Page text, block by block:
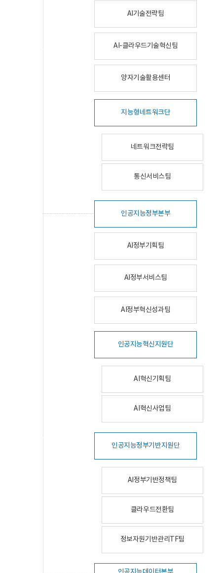
AI기술전략팀
AI-클라우드기술혁신팀
양자기술활용센터
지능형네트워크단
네트워크전략팀
통신서비스팀
인공지능정부본부
AI정부기획팀
AI정부서비스팀
AI정부혁신성과팀
인공지능혁신지원단
AI혁신기획팀
AI혁신사업팀
인공지능정부기반지원단
AI정부기반정책팀
클라우드전환팀
정보자원기반관리TF팀